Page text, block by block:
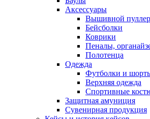
Аксессуары
Вышивной пуллер
Бейсболки
Коврики
Пеналы,
Полотенца
Одежда
Футболки и
Верхняя одежда
Спортивные
Защитная амуниция
Сувенирная продукция